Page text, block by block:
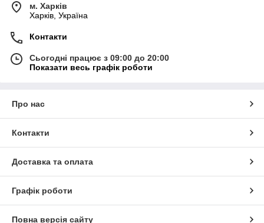
м. Харків
Харків, Україна
Контакти
Сьогодні працює з 09:00 до 20:00
Показати весь графік роботи
Про нас
Контакти
Доставка та оплата
Графік роботи
Повна версія сайту